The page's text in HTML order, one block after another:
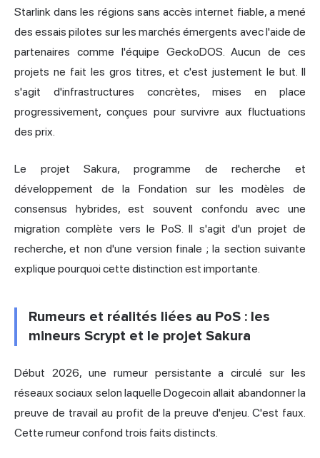
Starlink dans les régions sans accès internet fiable, a mené
des essais pilotes sur les marchés émergents avec l'aide de
partenaires comme l'équipe GeckoDOS. Aucun de ces
projets ne fait les gros titres, et c'est justement le but. Il
s'agit d'infrastructures concrètes, mises en place
progressivement, conçues pour survivre aux fluctuations
des prix.
Le projet Sakura, programme de recherche et
développement de la Fondation sur les modèles de
consensus hybrides, est souvent confondu avec une
migration complète vers le PoS. Il s'agit d'un projet de
recherche, et non d'une version finale ; la section suivante
explique pourquoi cette distinction est importante.
Rumeurs et réalités liées au PoS : les
mineurs Scrypt et le projet Sakura
Début 2026, une rumeur persistante a circulé sur les
réseaux sociaux selon laquelle Dogecoin allait abandonner la
preuve de travail au profit de la preuve d'enjeu. C'est faux.
Cette rumeur confond trois faits distincts.